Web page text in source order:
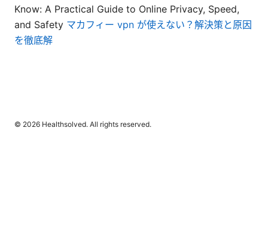
Know: A Practical Guide to Online Privacy, Speed,
and Safety マカフィー vpn が使えない？解決策と原因
を徹底解
© 2026 Healthsolved. All rights reserved.